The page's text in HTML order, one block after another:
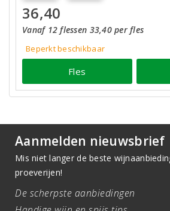
36,40
Vanaf 12 flessen 33,40 per fles
Beperkt beschikbaar
Fles
Aanmelden nieuwsbrief
Mis niet langer de beste
proeverijen!
De scherpste aanbiedingen